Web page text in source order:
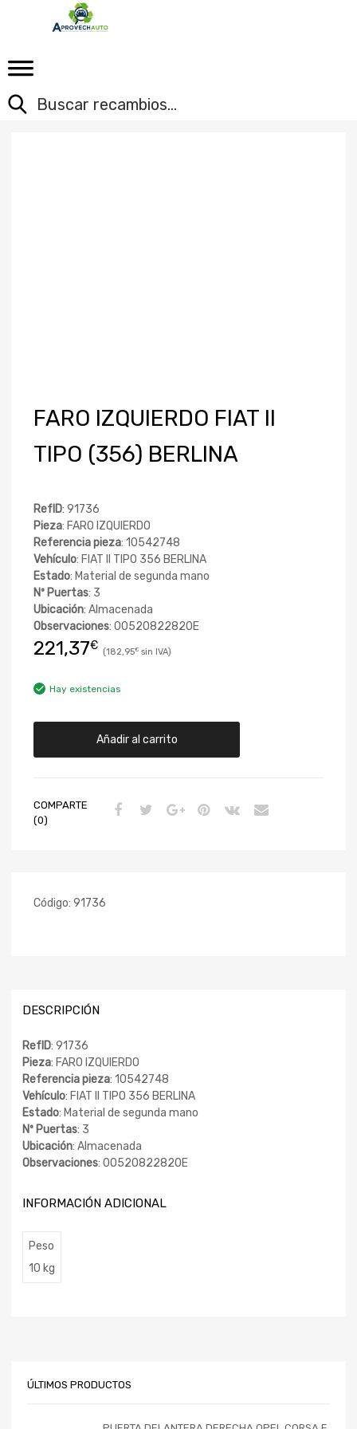
FARO IZQUIERDO FIAT II
TIPO (356) BERLINA
RefID: 91736
Pieza: FARO IZQUIERDO
Referencia pieza: 10542748
Vehículo: FIAT II TIPO 356 BERLINA
Estado: Material de segunda mano
Nº Puertas: 3
Ubicación: Almacenada
Observaciones: 00520822820E
221,37€ 182,95€
Hay existencias
Añadir al carrito
COMPARTE
(0)
Código: 91736
DESCRIPCIÓN
RefID: 91736
Pieza: FARO IZQUIERDO
Referencia pieza: 10542748
Vehículo: FIAT II TIPO 356 BERLINA
Estado: Material de segunda mano
Nº Puertas: 3
Ubicación: Almacenada
Observaciones: 00520822820E
INFORMACIÓN ADICIONAL
Peso
10 kg
ÚLTIMOS PRODUCTOS